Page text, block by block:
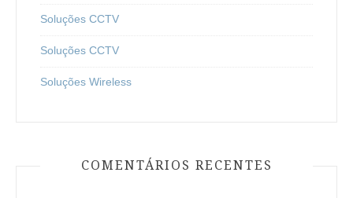
Soluções CCTV
Soluções CCTV
Soluções Wireless
COMENTÁRIOS RECENTES